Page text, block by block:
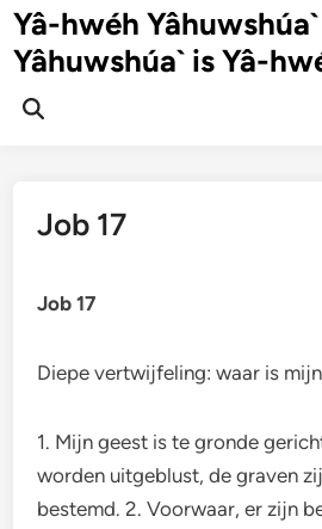
Ga
naar
inhoud
Yâ-hwéh
Yâhuwshúa` is Yâ-
Zoeken
Job 17
Job 17
Diepe vertwijfeling: waar is
1. Mijn geest is te gronde
worden uitgeblust, de graven
bestemd. 2. Voorwaar, er zijn